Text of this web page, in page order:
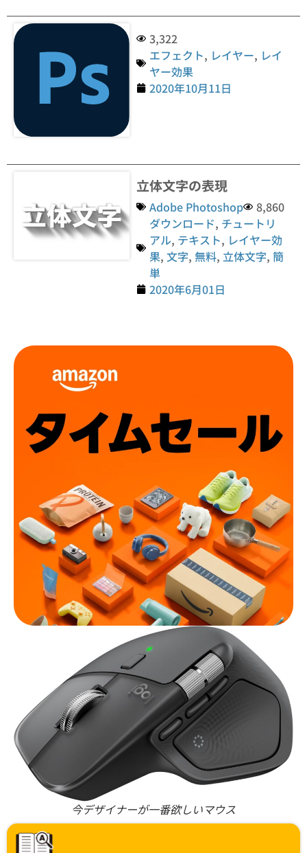
3,322
エフェクト, レイヤー, レイ
ヤー効果
2020年10月11日
立体文字の表現
Adobe Photoshop
8,860
ダウンロード, チュートリ
アル, テキスト, レイヤー効
果,文字,無料, 立体文字,簡
単
2020年6月01日
今デザイナーが一番欲しいマウス